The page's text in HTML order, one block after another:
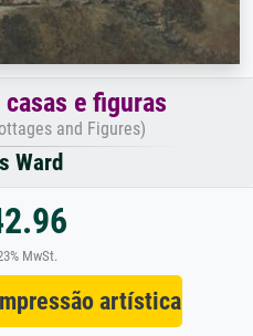
e figuras
and Figures)
Ward
MwSt.
artística